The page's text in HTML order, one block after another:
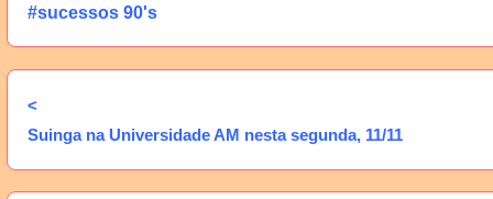
#sucessos 90's
<
Suinga na Universidade AM nesta segunda, 11/11